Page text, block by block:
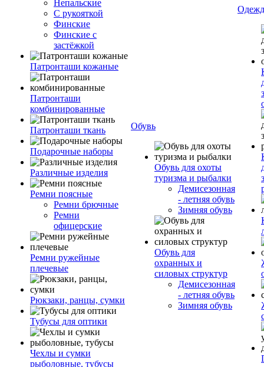
Непальские
С рукояткой
Финские
Финские с
застёжкой
Патронташи кожаные
Патронташи
комбинированные
Патронташи ткань
Подарочные наборы
Различные изделия
Ремни поясные
Ремни брючные
Ремни
офицерские
Ремни ружейные
плечевые
Рюкзаки, ранцы, сумки
Тубусы для оптики
Чехлы и сумки
рыболовные, тубусы
Обувь
Обувь для охоты
туризма и рыбалки
Демисезонная
- летняя обувь
Зимняя обувь
Обувь для
охранных и
силовых структур
Демисезонная
- летняя обувь
Зимняя обувь